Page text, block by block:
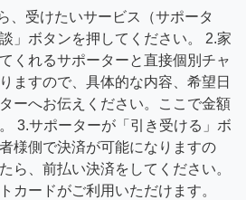
、受けたいサービス（サポータ
」ボタンを押してください。 2.家
くれるサポーターと直接個別チャ
ますので、具体的な内容、希望日
ーへお伝えください。ここで金額
3.サポーターが「引き受ける」ボ
様側で決済が可能になりますの
ら、前払い決済をしてください。
カードがご利用いただけます。